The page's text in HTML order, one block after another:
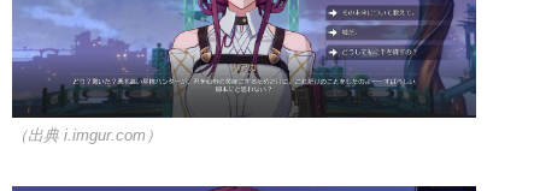
（出典 i.imgur.com）